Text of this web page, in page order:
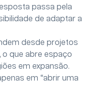
passa pela
de adaptar a
desde projetos
que abre espaço
em expansão.
em “abrir uma